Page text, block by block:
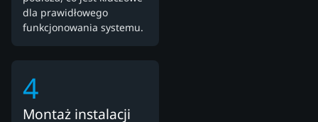
dla prawidłowego
funkcjonowania systemu.
4
Montaż instalacji